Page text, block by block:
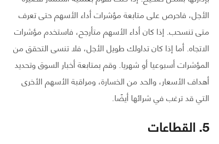
الأجل، فاحرص على متابعة مؤشرات أداء الأسهم حتى تعرف
متى تنسحب. إذا كان أداء الأسهم متأرجح، فاستخدم مؤشرات
الاتجاه. أما إذا كان تداولك طويل الأجل، فلا تنسى التحقق من
المؤشرات أسبوعيا أو شهريا. وقم بمتابعة أخبار السوق وتحديد
أهداف الأسعار، والحد من الخسارة، ومراقبة الأسهم الأخرى
التي قد ترغب في شرائها أيضًا.
5. القطاعات